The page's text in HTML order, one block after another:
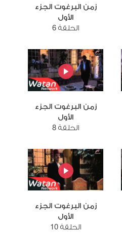
زمن البرغوت الجزء
الأول
الحلقة 6
زمن البرغوت الجزء
الأول
الحلقة 8
زمن البرغوت الجزء
الأول
الحلقة 10